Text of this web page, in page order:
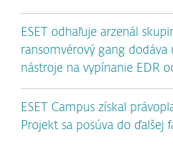
ESET odhaľuje arzenál
ransomvérový gang
nástroje na vypínanie EDR
ESET Campus získal
Projekt sa posúva do ďalšej